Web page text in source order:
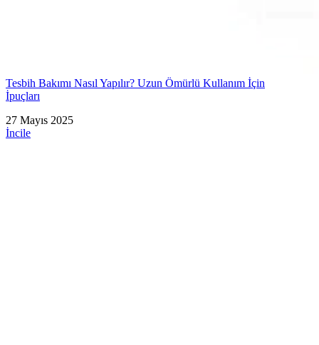
Tesbih Bakımı Nasıl Yapılır? Uzun Ömürlü Kullanım İçin
İpuçları
27 Mayıs 2025
İncile